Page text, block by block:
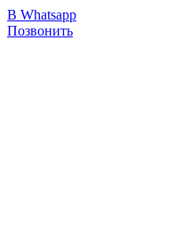
В Whatsapp
Позвонить